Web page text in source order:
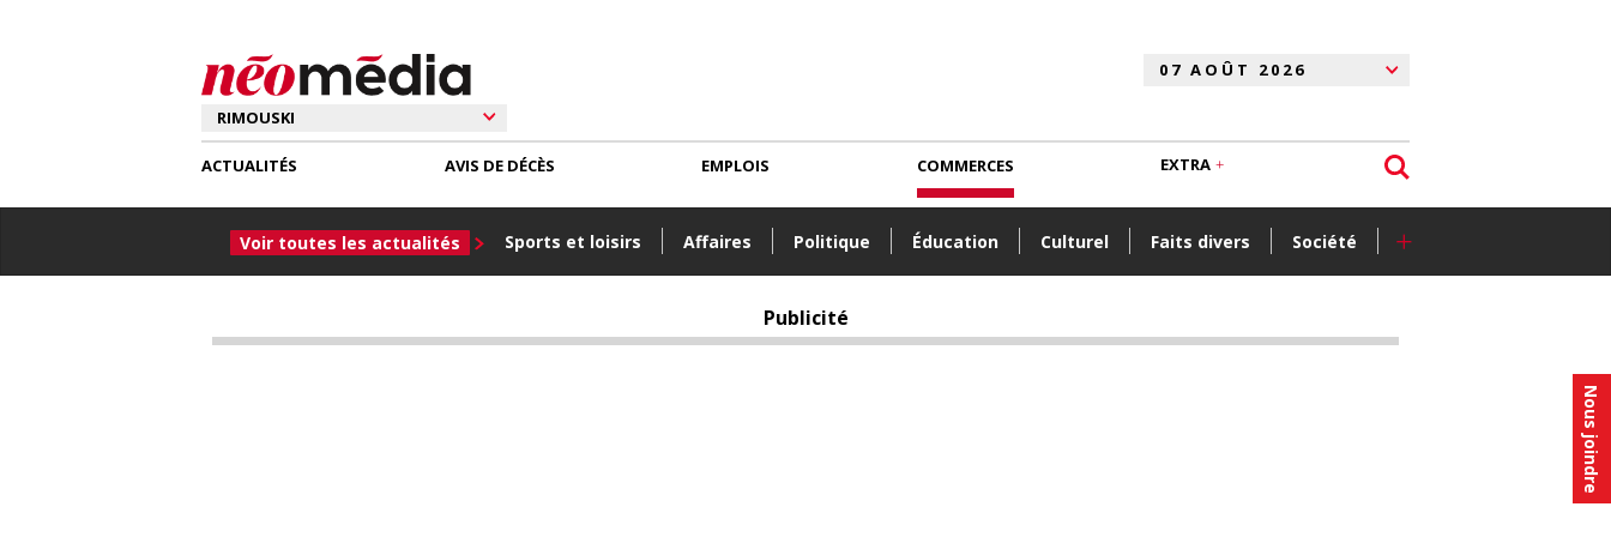
Nous joindre
ACTUALITÉS
Voir toutes les actualités Sports et loisirs Affaires Politique Éducation Culturel Faits divers Société +
AVIS DE DÉCÈS EMPLOIS COMMERCES EXTRA
Publicité